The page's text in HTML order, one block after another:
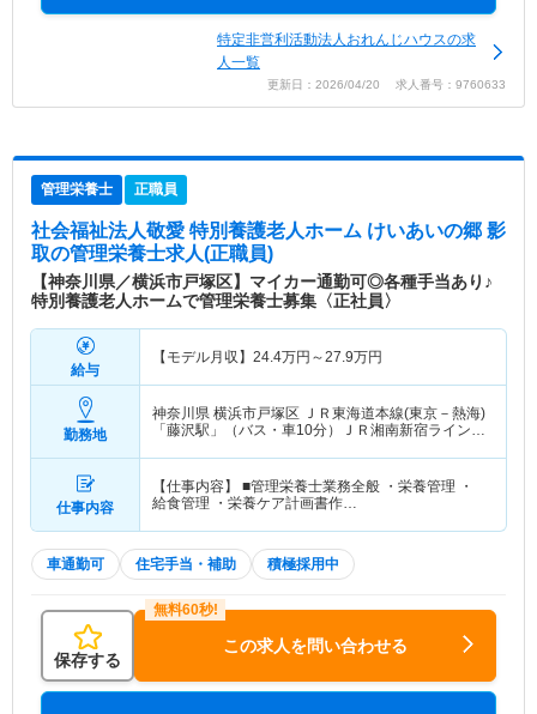
特定非営利活動法人おれんじハウスの求
人一覧
更新日：2026/04/20 求人番号：9760633
管理栄養士 正職員
社会福祉法人敬愛 特別養護老人ホーム けいあいの郷 影
取の管理栄養士求人(正職員)
【神奈川県／横浜市戸塚区】マイカー通勤可◎各種手当あり♪
特別養護老人ホームで管理栄養士募集〈正社員〉
給与
【モデル月収】 24.4万円～27.9万円
勤務地
神奈川県 横浜市戸塚区 ＪＲ東海道本線(東京－熱海)
「藤沢駅」（バス・車10分）ＪＲ湘南新宿ライン線
仕事内容
【仕事内容】 ■管理栄養士業務全般 ・栄養管理 ・
給食管理 ・栄養ケア計画書作…
車通勤可 住宅手当・補助 積極採用中
保存する
この求人を問い合わせる